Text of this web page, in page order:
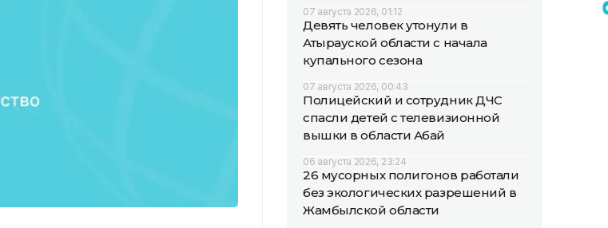
07 августа 2026, 01:12
Девять человек утонули в
Атырауской области с начала
купального сезона
07 августа 2026, 00:43
Полицейский и сотрудник ДЧС
спасли детей с телевизионной
вышки в области Абай
06 августа 2026, 23:24
26 мусорных полигонов работали
без экологических разрешений в
Жамбылской области